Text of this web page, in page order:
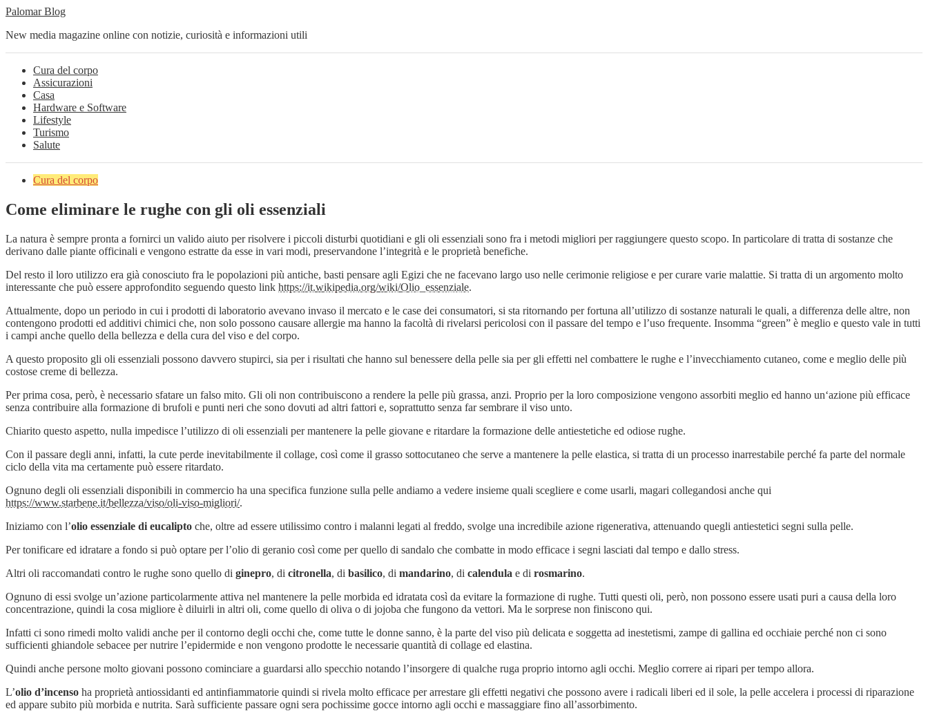
Palomar Blog
New media magazine online con notizie, curiosità e informazioni utili
Cura del corpo
Assicurazioni
Casa
Hardware e Software
Lifestyle
Turismo
Salute
Cura del corpo
Come eliminare le rughe con gli oli essenziali
La natura è sempre pronta a fornirci un valido aiuto per risolvere i piccoli disturbi quotidiani e gli oli essenziali sono fra i metodi migliori per raggiungere questo scopo. In particolare di tratta di sostanze che
derivano dalle piante officinali e vengono estratte da esse in vari modi, preservandone l’integrità e le proprietà benefiche.
Del resto il loro utilizzo era già conosciuto fra le popolazioni più antiche, basti pensare agli Egizi che ne facevano largo uso nelle cerimonie religiose e per curare varie malattie. Si tratta di un argomento molto
interessante che può essere approfondito seguendo questo link https://it.wikipedia.org/wiki/Olio_essenziale.
Attualmente, dopo un periodo in cui i prodotti di laboratorio avevano invaso il mercato e le case dei consumatori, si sta ritornando per fortuna all’utilizzo di sostanze naturali le quali, a differenza delle altre, non
contengono prodotti ed additivi chimici che, non solo possono causare allergie ma hanno la facoltà di rivelarsi pericolosi con il passare del tempo e l’uso frequente. Insomma “green” è meglio e questo vale in tutti
i campi anche quello della bellezza e della cura del viso e del corpo.
A questo proposito gli oli essenziali possono davvero stupirci, sia per i risultati che hanno sul benessere della pelle sia per gli effetti nel combattere le rughe e l’invecchiamento cutaneo, come e meglio delle più
costose creme di bellezza.
Per prima cosa, però, è necessario sfatare un falso mito. Gli oli non contribuiscono a rendere la pelle più grassa, anzi. Proprio per la loro composizione vengono assorbiti meglio ed hanno un‘azione più efficace
senza contribuire alla formazione di brufoli e punti neri che sono dovuti ad altri fattori e, soprattutto senza far sembrare il viso unto.
Chiarito questo aspetto, nulla impedisce l’utilizzo di oli essenziali per mantenere la pelle giovane e ritardare la formazione delle antiestetiche ed odiose rughe.
Con il passare degli anni, infatti, la cute perde inevitabilmente il collage, così come il grasso sottocutaneo che serve a mantenere la pelle elastica, si tratta di un processo inarrestabile perché fa parte del normale
ciclo della vita ma certamente può essere ritardato.
Ognuno degli oli essenziali disponibili in commercio ha una specifica funzione sulla pelle andiamo a vedere insieme quali scegliere e come usarli, magari collegandosi anche qui
https://www.starbene.it/bellezza/viso/oli-viso-migliori/.
Iniziamo con l’olio essenziale di eucalipto che, oltre ad essere utilissimo contro i malanni legati al freddo, svolge una incredibile azione rigenerativa, attenuando quegli antiestetici segni sulla pelle.
Per tonificare ed idratare a fondo si può optare per l’olio di geranio così come per quello di sandalo che combatte in modo efficace i segni lasciati dal tempo e dallo stress.
Altri oli raccomandati contro le rughe sono quello di ginepro, di citronella, di basilico, di mandarino, di calendula e di rosmarino.
Ognuno di essi svolge un’azione particolarmente attiva nel mantenere la pelle morbida ed idratata così da evitare la formazione di rughe. Tutti questi oli, però, non possono essere usati puri a causa della loro
concentrazione, quindi la cosa migliore è diluirli in altri oli, come quello di oliva o di jojoba che fungono da vettori. Ma le sorprese non finiscono qui.
Infatti ci sono rimedi molto validi anche per il contorno degli occhi che, come tutte le donne sanno, è la parte del viso più delicata e soggetta ad inestetismi, zampe di gallina ed occhiaie perché non ci sono
sufficienti ghiandole sebacee per nutrire l’epidermide e non vengono prodotte le necessarie quantità di collage ed elastina.
Quindi anche persone molto giovani possono cominciare a guardarsi allo specchio notando l’insorgere di qualche ruga proprio intorno agli occhi. Meglio correre ai ripari per tempo allora.
L’olio d’incenso ha proprietà antiossidanti ed antinfiammatorie quindi si rivela molto efficace per arrestare gli effetti negativi che possono avere i radicali liberi ed il sole, la pelle accelera i processi di riparazione
ed appare subito più morbida e nutrita. Sarà sufficiente passare ogni sera pochissime gocce intorno agli occhi e massaggiare fino all’assorbimento.